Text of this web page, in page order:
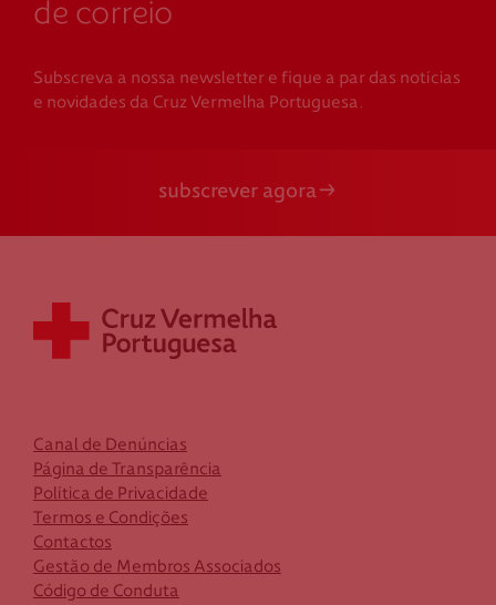
de correio
Subscreva a nossa newsletter e fique a par das notícias
e novidades da Cruz Vermelha Portuguesa.
subscrever agora
Canal de Denúncias
Página de Transparência
Política de Privacidade
Termos e Condições
Contactos
Gestão de Membros Associados
Código de Conduta